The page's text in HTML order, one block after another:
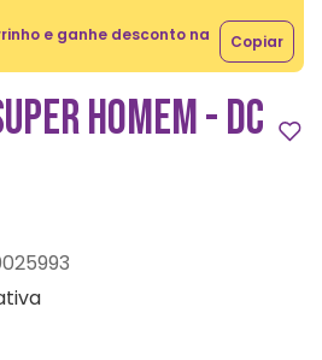
e ganhe desconto na
Copiar
HOMEM - DC